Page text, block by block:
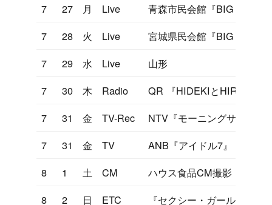
7
27 月 Live
青森市民会館『BIG
7
28 火 Live
宮城県民会館『BIG
7
29 水 Live
山形
7
30 木 Radio
QR 『HIDEKIとHIROMIの
7
31 金 TV-Rec
NTV『モーニングサラダ』
7
31 金 TV
ANB『アイドル7』
8
1 土 CM
ハウス食品CM撮影
8
2 日 ETC 『セクシー・ガール』で